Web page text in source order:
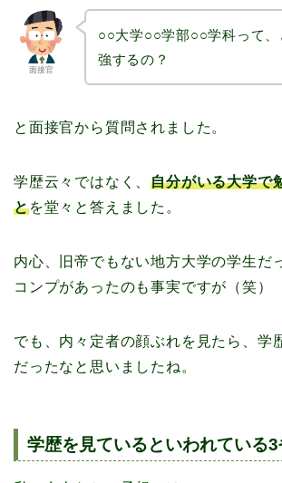
面接官
○○大学○○学部○○学科って、
強するの？
と面接官から質問されました。
学歴云々ではなく、自分がいる大学で
とを堂々と答えました。
内心、旧帝でもない地方大学の学生だ
コンプがあったのも事実ですが（笑）
でも、内々定者の顔ぶれを見たら、学
だったなと思いましたね。
学歴を見ているといわれている